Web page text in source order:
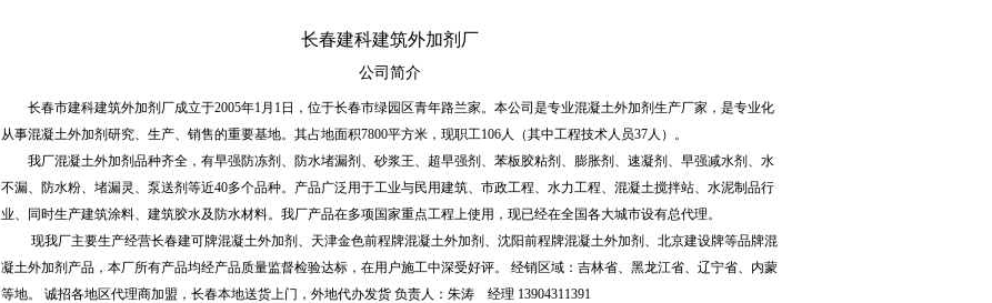
长春建科建筑外加剂厂
公司简介
长春市建科建筑外加剂厂成立于2005年1月1日，位于长春市绿园区青年路兰家。本公司是专业混凝土外加剂生产厂家，是专业化
从事混凝土外加剂研究、生产、销售的重要基地。其占地面积7800平方米，现职工106人（其中工程技术人员37人）。
我厂混凝土外加剂品种齐全，有早强防冻剂、防水堵漏剂、砂浆王、超早强剂、苯板胶粘剂、膨胀剂、速凝剂、早强减水剂、水
不漏、防水粉、堵漏灵、泵送剂等近40多个品种。产品广泛用于工业与民用建筑、市政工程、水力工程、混凝土搅拌站、水泥制品行
业、同时生产建筑涂料、建筑胶水及防水材料。我厂产品在多项国家重点工程上使用，现已经在全国各大城市设有总代理。
现我厂主要生产经营长春建可牌混凝土外加剂、天津金色前程牌混凝土外加剂、沈阳前程牌混凝土外加剂、北京建设牌等品牌混
凝土外加剂产品，本厂所有产品均经产品质量监督检验达标，在用户施工中深受好评。 经销区域：吉林省、黑龙江省、辽宁省、内蒙
等地。 诚招各地区代理商加盟，长春本地送货上门，外地代办发货 负责人：朱涛 经理 13904311391